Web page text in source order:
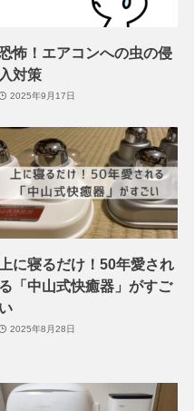
怖！エアコンへの虫の侵
入対策
2025年9月17日
上に寝るだけ！50年愛され
る「中山式快癒器」がすご
い
2025年8月28日